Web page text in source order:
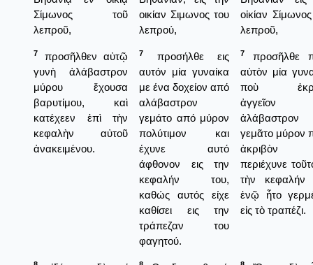
Σίμωνος τοῦ
λεπροῦ,
οικίαν Σιμωνος του
λεπρού,
οἰκίαν
λεπροῦ,
7
προσῆλθεν αὐτῷ
γυνὴ ἀλάβαστρον
μύρου ἔχουσα
βαρυτίμου, καὶ
κατέχεεν ἐπὶ τὴν
κεφαλὴν αὐτοῦ
ἀνακειμένου.
7
προσήλθε εις
αυτόν μία γυναίκα
με ένα δοχείον από
αλάβαστρον
γεμάτο από μύρον
πολύτιμον και
έχυνε αυτό
άφθονον εις την
κεφαλήν του,
καθώς αυτός είχε
καθίσει εις την
τράπεζαν του
φαγητού.
7
προσῆλθε
αὐτὸν μία
ποὺ
ἀγγεῖον
ἀλάβαστρον
γεμᾶτο μύρον
ἀκριβὸν
περιέχυνε
τὴν κεφαλήν
ἐνῷ ἦτο
εἰς τὸ τραπέζι.